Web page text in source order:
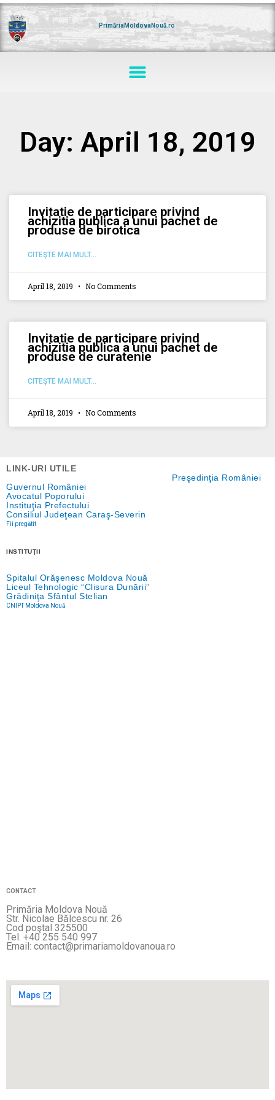
Skip
to
content
PrimăriaMoldovaNouă.ro
Menu
Day: April 18, 2019
Invitatie de participare privind
achizitia publica a unui pachet de
produse de birotica
CITEŞTE MAI MULT...
April 18, 2019 No Comments
Invitatie de participare privind
achizitia publica a unui pachet de
produse de curatenie
CITEŞTE MAI MULT...
April 18, 2019 No Comments
LINK-URI UTILE
Preşedinţia României
Guvernul României
Avocatul Poporului
Instituţia Prefectului
Consiliul Judeţean Caraş-Severin
Fii pregătit
INSTITUŢII
Spitalul Orăşenesc Moldova Nouă
Liceul Tehnologic “Clisura Dunării”
Grădiniţa Sfântul Stelian
CNIPT Moldova Nouă
CONTACT
Primăria Moldova Nouă
Str. Nicolae Bălcescu nr. 26
Cod poştal 325500
Tel. +40 255 540 997
Email: contact@primariamoldovanoua.ro